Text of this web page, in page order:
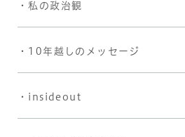
・私の政治観
・10年越しのメッセージ
・insideout